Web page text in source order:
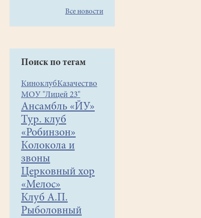
Все новости
Поиск по тегам
КиноклубКазачество
МОУ "Лицей 23"
Ансамбль «ЙУ»
Тур. клуб
«Робинзон»
Колокола и
звоны
Церковный хор
«Мелос»
Клуб А.П.
Рыболовный